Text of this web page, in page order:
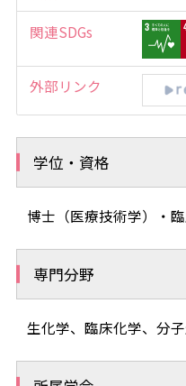
関連SDGs
外部リンク
学位・資格
博士（医療技術学）・
専門分野
生化学、臨床化学、分